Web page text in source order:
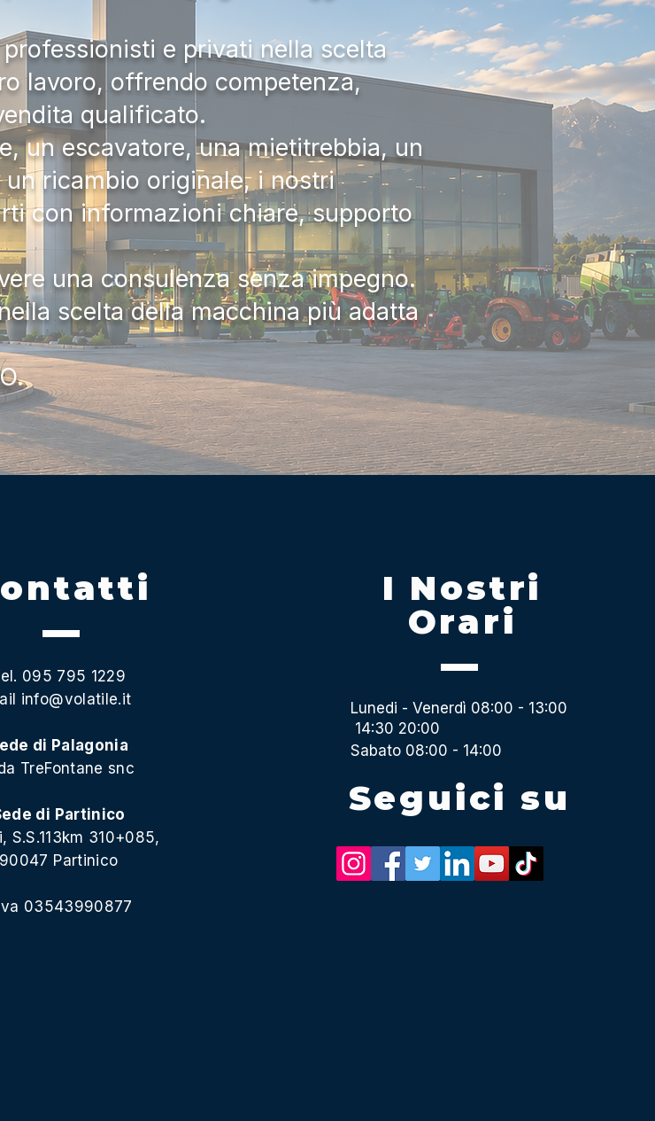
e privati nella scelta
lavoro, offrendo competenza,
qualificato.
un escavatore, una mietitrebbia, un
ricambio originale, i nostri
con informazioni chiare, supporto
una consulenza senza impegno.
scelta della macchina più adatta
095 795 1229
info@volatile.it
di Palagonia
TreFontane snc
di Partinico
S.S.113km 310+085,
90047 Partinico
03543990877
I Nostri
Orari
Lunedi - Venerdì 08:00 - 13:00
14:30 20:00
Sabato 08:00 - 14:00
Seguici su